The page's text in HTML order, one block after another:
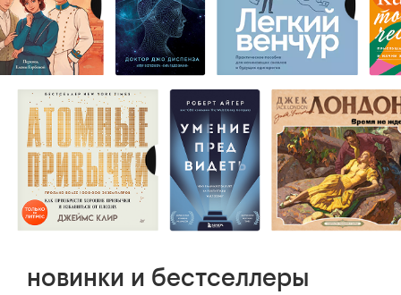
новинки и бестселлеры